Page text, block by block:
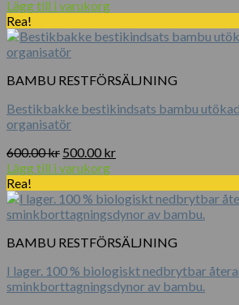
Lägg till i varukorg
Rea!
BAMBU RESTFÖRSÄLJNING
Bestikbakke bestikindsats bambu
organisatör
600.00kr Det
ursprungliga
var:
600.00 kr.
500.00 krDet
är:
500.00 kr.
Lägg till i varukorg
Rea!
BAMBU RESTFÖRSÄLJNING
I lager. 100 % biologiskt nedbrytbar
sminkborttagningsdynor av bambu.